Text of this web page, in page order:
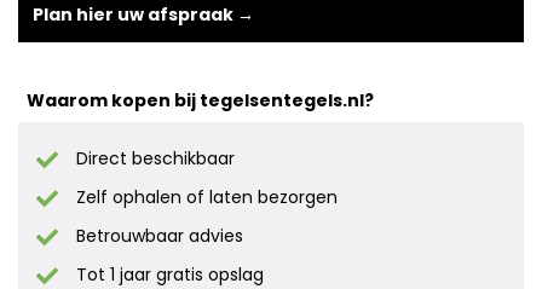
Plan hier uw afspraak →
Waarom kopen bij tegelsentegels.nl?
Direct beschikbaar
Zelf ophalen of laten bezorgen
Betrouwbaar advies
Tot 1 jaar gratis opslag